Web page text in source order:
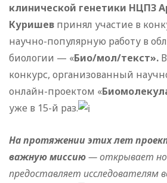
клинической генетики НЦПЗ
Куришев принял участие в
научно-популярную работу в
биологии — «Био/мол/текст».
конкурс, организованный
онлайн-проектом «
уже в 15-й раз.
На протяжении этих лет
важную миссию— открывает
предоставляет исследователям